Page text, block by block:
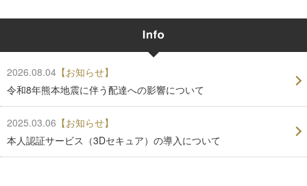
2026.08.04 【お知らせ】
令和8年熊本地震に伴う配達への影響について
2025.03.06 【お知らせ】
本人認証サービス（3Dセキュア）の導入について